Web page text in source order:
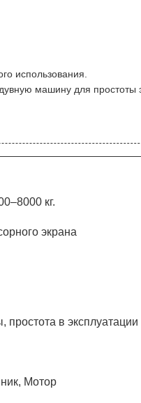
использования.
машину для простоты
кг.
экрана
в эксплуатации
Мотор